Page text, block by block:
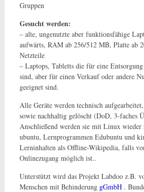
Gruppen
Gesucht werden:
– alte, ungenutzte aber funktionsfähige
aufwärts, RAM ab 256/512 MB, Platte ab
Netzteile
– Laptops, Tabletts die für eine
sind, aber für einen Verkauf oder andere
geeignet sind.
Alle Geräte werden technisch
sowie nachhaltig gelöscht (DoD, 3-faches
Anschließend werden sie mit Linux
ubuntu, Lernprogrammen Edubuntu und
Lerninhalten als Offline-Wikipedia, falls
Onlinezugang möglich ist..
Unterstützt wird das Projekt Labdoo z.B.
Menschen mit Behinderung gGmbH.